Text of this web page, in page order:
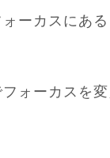
ーカスにある
ォーカスを